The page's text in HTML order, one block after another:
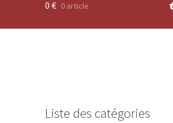
0 € 0 article
Liste des catégories